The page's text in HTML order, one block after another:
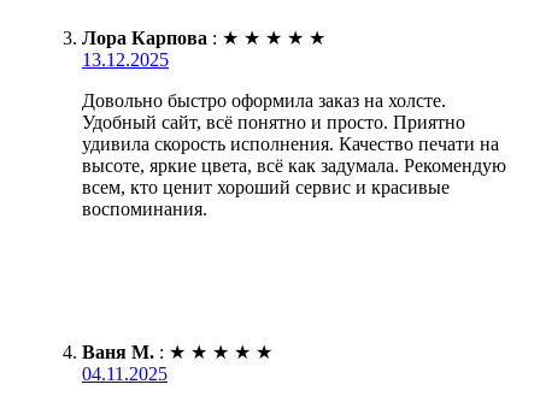
Лора Карпова : ★ ★ ★ ★ ★
13.12.2025
Довольно быстро оформила заказ на холсте.
Удобный сайт, всё понятно и просто. Приятно
удивила скорость исполнения. Качество печати на
высоте, яркие цвета, всё как задумала. Рекомендую
всем, кто ценит хороший сервис и красивые
воспоминания.
Ваня М. : ★ ★ ★ ★ ★
04.11.2025